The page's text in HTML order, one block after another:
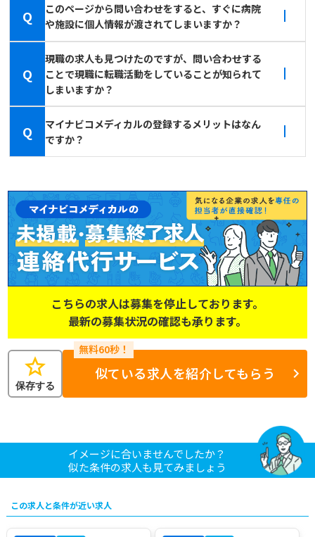
Q
このページから問い合わせをすると、すぐに病院
や施設に個人情報が渡されてしまいますか？
Q
現職の求人も見つけたのですが、問い合わせする
ことで現職に転職活動をしていることが知られて
しまいますか？
Q
マイナビコメディカルの登録するメリットはなん
ですか？
こちらの求人は募集を停止しております。
最新の募集状況の確認も承ります。
star
保存する
似ている求人を紹介してもらう
イメージに合いませんでしたか？
似た条件の求人も見てみましょう
この求人と条件が近い求人